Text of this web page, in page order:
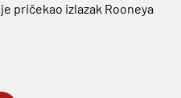
je pričekao izlazak Rooneya